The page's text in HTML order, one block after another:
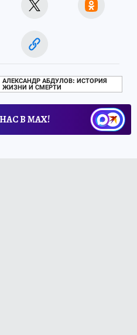
АЛЕКСАНДР АБДУЛОВ: ИСТОРИЯ
ЖИЗНИ И СМЕРТИ
В МАХ!